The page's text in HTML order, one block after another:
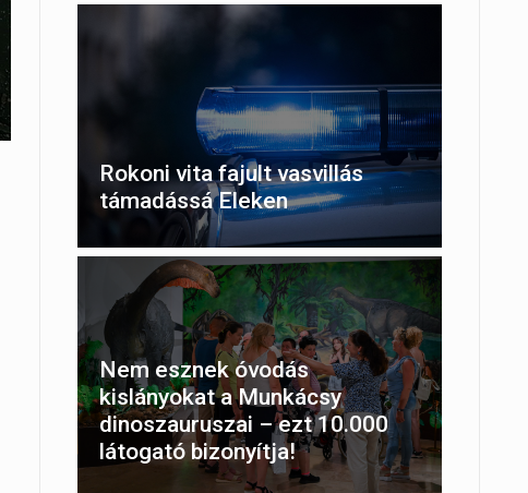
Rokoni vita fajult vasvillás
támadássá Eleken
Nem esznek óvodás
kislányokat a Munkácsy
dinoszauruszai – ezt 10.000
látogató bizonyítja!